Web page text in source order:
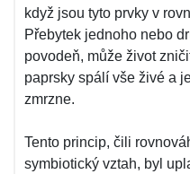
když jsou tyto prvky v
Přebytek jednoho nebo
povodeň, může život
paprsky spálí vše živé a
zmrzne.
Tento princip, čili
symbiotický vztah, byl